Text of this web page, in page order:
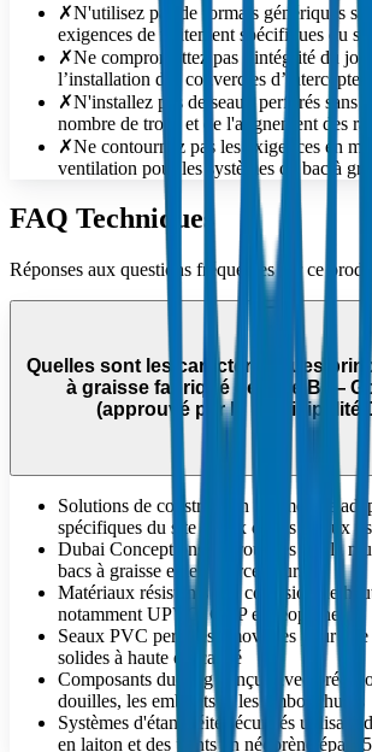
✗N'utilisez pas de formats génériques
exigences de traitement spécifiques du
✗Ne compromettez pas l’intégrité du
l’installation des couvercles d’intercepteur
✗N'installez pas de seaux perforés sans
nombre de trous et de l'alignement des
✗Ne contournez pas les exigences en
ventilation pour les systèmes de bac à
FAQ Techniques
Réponses aux questions fréquentes sur ce
Quelles sont les caractéristiques
à graisse fabriqué de type B —
(approuvé par la municipalité
Solutions de construction sur mesure
spécifiques du site et aux débits d'eaux
Dubai Conceptions approuvées par la
bacs à graisse et les intercepteurs
Matériaux résistants à la corrosion de
notamment UPVC, GRP et néoprène
Seaux PVC perforés amovibles pour
solides à haute efficacité
Composants ducting conçus avec
douilles, les embouts et les embouchures
Systèmes d'étanchéité sécurisés utilisant
en laiton et des joints en néoprène épais